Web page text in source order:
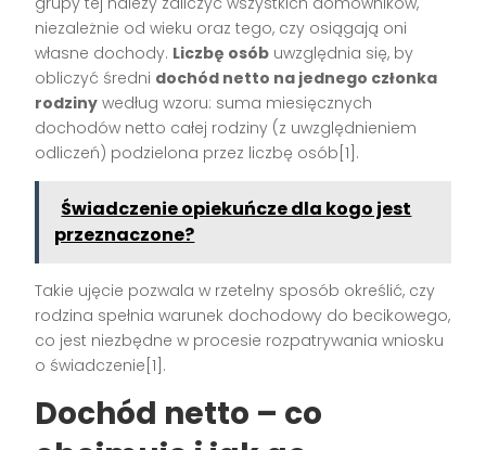
niezależnie od wieku oraz tego, czy osiągają oni
własne dochody. Liczbę osób uwzględnia się, by
obliczyć średni dochód netto na jednego członka
rodziny według wzoru: suma miesięcznych
dochodów netto całej rodziny (z uwzględnieniem
odliczeń) podzielona przez liczbę osób[1].
Świadczenie opiekuńcze dla kogo jest
przeznaczone?
Takie ujęcie pozwala w rzetelny sposób określić, czy
rodzina spełnia warunek dochodowy do becikowego,
co jest niezbędne w procesie rozpatrywania wniosku
o świadczenie[1].
Dochód netto – co